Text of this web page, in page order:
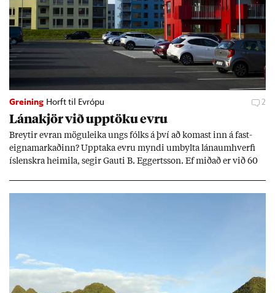
Greining Horft til Evrópu 2
Lána­kjör við upp­töku evru
Breyt­ir evr­an mögu­leika ungs fólks á því að kom­ast inn á fast­
eigna­mark­að­inn? Upp­taka evru myndi um­bylta lánaum­hverfi
ís­lenskra heim­ila, seg­ir Gauti B. Eggerts­son. Ef mið­að er við 60